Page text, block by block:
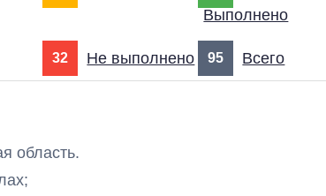
область.
Выполнено
32 Не выполнено 95 Всего